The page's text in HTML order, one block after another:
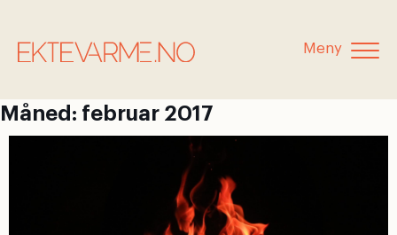
Meny
Måned: februar 2017